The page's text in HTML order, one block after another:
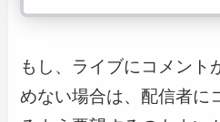
もし、ライブにコメント
めない場合は、配信者に